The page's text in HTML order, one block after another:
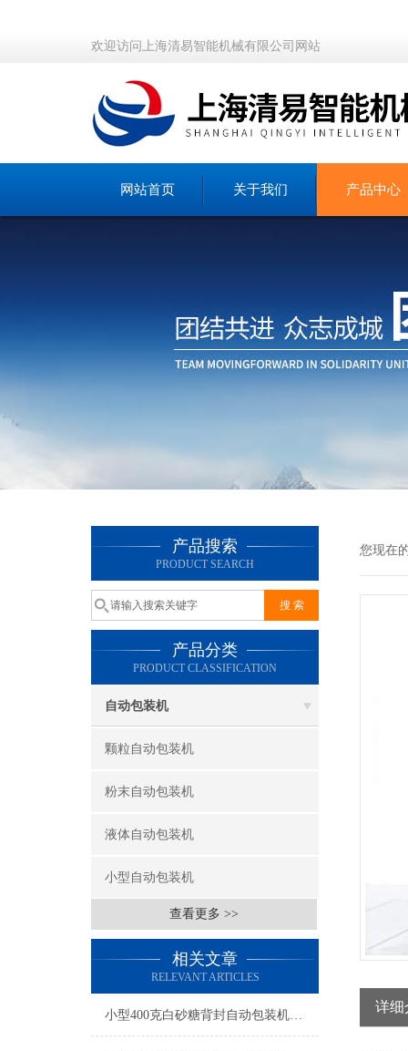
欢迎访问上海清易智能机械有限公司网站
网站首页 关于我们 产品中心
产品搜索
PRODUCT SEARCH
产品分类
PRODUCT CLASSIFICATION
自动包装机
颗粒自动包装机
粉末自动包装机
液体自动包装机
小型自动包装机
查看更多 >>
相关文章
RELEVANT ARTICLES
小型400克白砂糖背封自动包装机厂家
您现在
详细